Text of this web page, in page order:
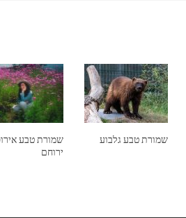
שמורת טבע
ירוחם
שמורת טבע גלבוע